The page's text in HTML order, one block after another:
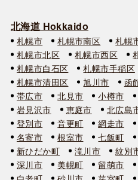
北海道 Hokkaido
札幌市 札幌市南区 札幌
札幌市北区
札幌市西区
札幌市白石区
札幌市手稲区
札幌市清田区
旭川市 函
帯広市
北見市 小樽市
岩見沢市
恵庭市 北広島
登別市
音更町 網走市
名寄市
根室市 七飯町
新ひだか町
滝川市 紋別
深川市
美幌町 留萌市